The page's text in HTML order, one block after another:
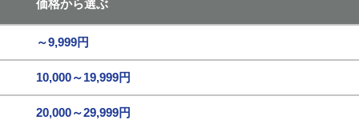
価格から選ぶ
～9,999円
10,000～19,999円
20,000～29,999円